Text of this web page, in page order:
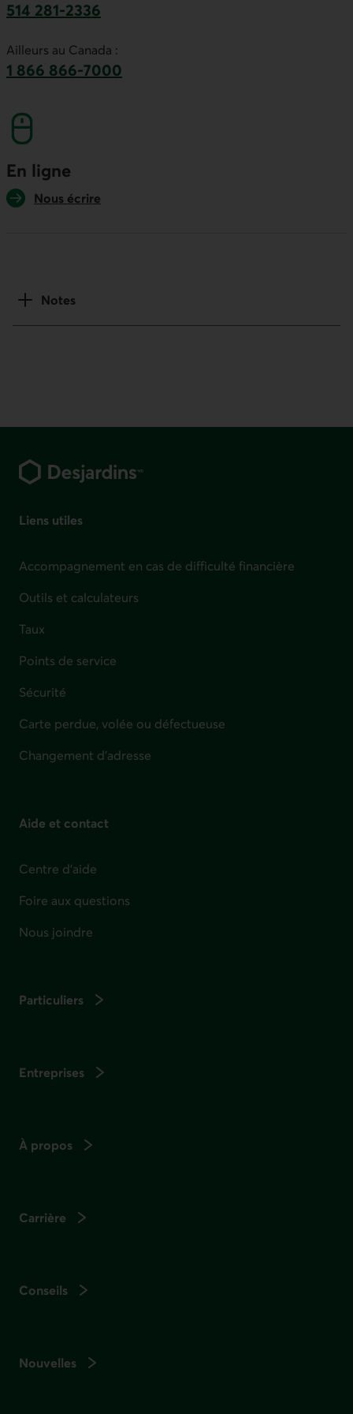
514 281-2336
Ailleurs au Canada :
1 866 866-7000
En ligne
Nous écrire
Notes
Liens utiles
Accompagnement en cas de difficulté financière
Outils et calculateurs
Taux
Points de service
Sécurité
Carte perdue, volée ou défectueuse
Changement d'adresse
Aide et contact
Centre d'aide
Foire aux questions
Nous joindre
Particuliers
Entreprises
À propos
Carrière
Conseils
Nouvelles